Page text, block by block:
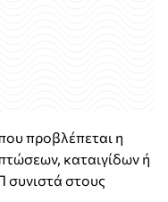
προβλέπεται η
καταιγίδων ή
στους